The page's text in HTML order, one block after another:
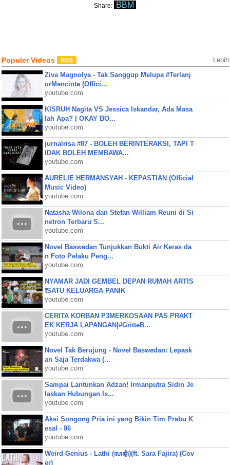
Share: BBM
Populer Videos Lebih
Ziva Magnolya - Tak Sanggup Melupa #Terlanj
urMencinta (Offici...
youtube.com
KISRUH Nagita VS Jessica Iskandar, Ada Masa
lah Apa? | OKAY BO...
youtube.com
jurnalrisa #87 - BOLEH BERINTERAKSI, TAPI T
IDAK BOLEH MEMBAWA...
youtube.com
AURELIE HERMANSYAH - KEPASTIAN (Official
Music Video)
youtube.com
Natasha Wilona dan Stefan William Reuni di Si
netron Terbaru S...
youtube.com
Novel Baswedan Tunjukkan Bukti Air Keras da
n Foto Pelaku Peng...
youtube.com
NYAMAR JADI GEMBEL DEPAN RUMAH ARTIS
❗SATU KELUARGA PANIK
youtube.com
CERITA KORBAN P3MERKOSAAN PAS PRAKT
EK KERJA LAPANGAN|#GritteB...
youtube.com
Novel Tak Berujung - Novel Baswedan: Lepask
an Saja Terdakwa (...
youtube.com
Sampai Lantunkan Adzan! Irmanputra Sidin Je
laskan Hubungan Is...
youtube.com
Aksi Songong Pria ini yang Bikin Tim Prabu K
esal - 86
youtube.com
Weird Genius - Lathi (ꦭꦛꦶ)(ft. Sara Fajira) (Cov
er)